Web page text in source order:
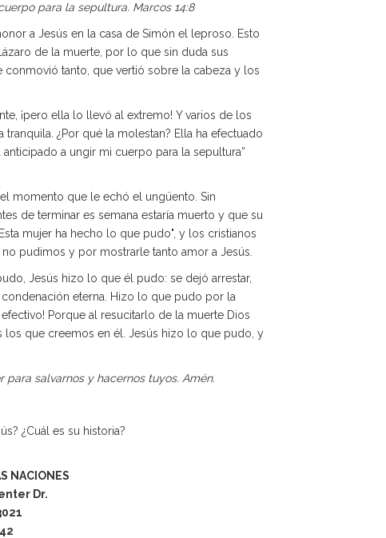
para la sepultura. Marcos 14:8
a Jesús en la casa de Simón el leproso. Esto
de la muerte, por lo que sin duda sus
conmovió tanto, que vertió sobre la cabeza y los
¡pero ella lo llevó al extremo! Y varios de los
¿Por qué la molestan? Ella ha efectuado
a ungir mi cuerpo para la sepultura”
momento que le echó el ungüento. Sin
de terminar es semana estaría muerto y que su
mujer ha hecho lo que pudo", y los cristianos
pudimos y por mostrarle tanto amor a Jesús.
Jesús hizo lo que él pudo: se dejó arrestar,
eterna. Hizo lo que pudo por la
Porque al resucitarlo de la muerte Dios
que creemos en él. Jesús hizo lo que pudo, y
para salvarnos y hacernos tuyos. Amén.
¿Cuál es su historia?
NACIONES
Dr.